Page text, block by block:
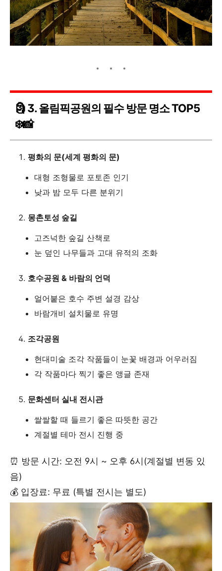
🗿 3. 올림픽공원의 필수 방문 명소 TOP5
❄️📸
평화의 문(세계 평화의 문)
대형 조형물로 포토존 인기
낮과 밤 모두 다른 분위기
몽촌토성 숲길
고즈넉한 숲길 산책로
눈 덮인 나무들과 고대 유적의 조화
호수공원 & 바람의 언덕
얼어붙은 호수 주변 설경 감상
바람개비 설치물로 유명
조각공원
현대미술 조각 작품들이 눈꽃 배경과 어우러짐
각 작품마다 찍기 좋은 앵글 존재
문화센터 실내 전시관
쌀쌀할 때 들르기 좋은 따뜻한 공간
계절별 테마 전시 진행 중
⏰ 방문 시간: 오전 9시 ~ 오후 6시(계절별 변동 있
음)
💰 입장료: 무료 (특별 전시는 별도)